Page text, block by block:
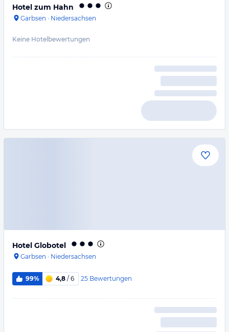
Hotel zum Hahn
Garbsen · Niedersachsen
Keine Hotelbewertungen
Hotel Globotel
Garbsen · Niedersachsen
99% 4,8 / 6 25 Bewertungen